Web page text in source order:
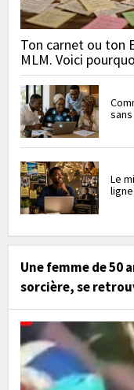
Ton carnet ou ton
MLM. Voici
Le
Une femme de 50
sorcière, se